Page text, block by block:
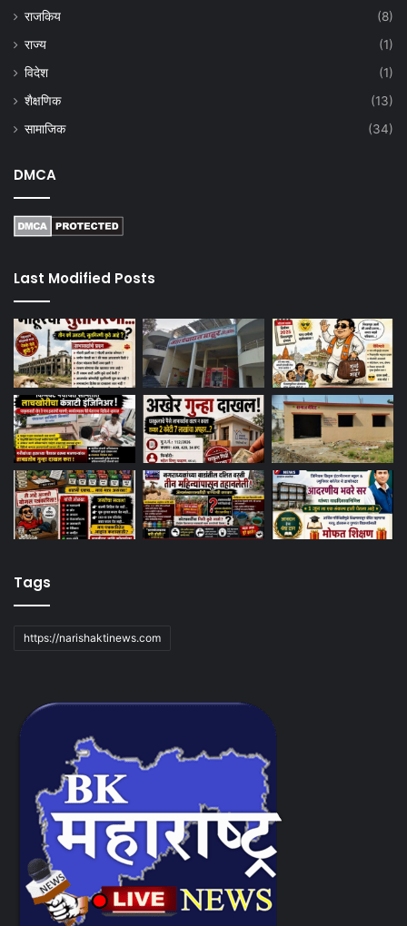
राजकिय
(8)
राज्य
(1)
विदेश
(1)
शैक्षणिक
(13)
सामाजिक
(34)
DMCA
Last Modified Posts
Tags
https://narishaktinews.com